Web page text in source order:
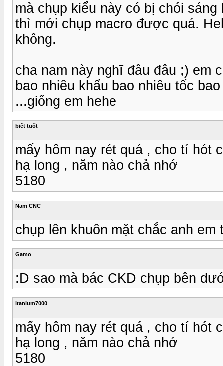
mà chụp kiểu này có bị chói
thì mới chụp macro được quá.
không.
cha nam này nghĩ đâu đâu ;) em
bao nhiêu khẩu bao nhiêu tốc
...giống em hehe
biết tuốt
mấy hôm nay rét quá , cho tí hót
hạ long , năm nào chả nhớ
5180
Nam CNC
chụp lên khuôn mặt chắc anh
Gamo
:D sao mà bác CKD chụp bên
itanium7000
mấy hôm nay rét quá , cho tí hót
hạ long , năm nào chả nhớ
5180